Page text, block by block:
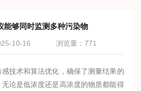
能够同时监测多种污染物
10-16 浏览量：771
感技术和算法优化，确保了测量结果的
论是低浓度还是高浓度的物质都能得